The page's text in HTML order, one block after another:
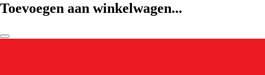
Toevoegen aan winkelwagen...